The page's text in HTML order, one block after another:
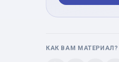
КАК ВАМ МАТЕРИАЛ?